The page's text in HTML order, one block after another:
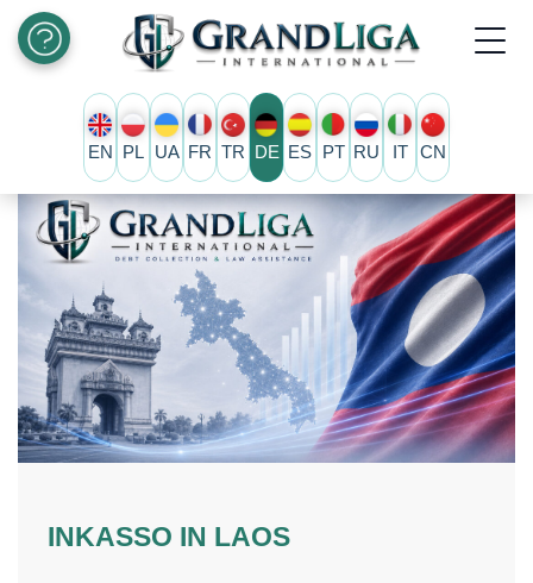
EN PL UA FR TR DE ES PT RU IT CN
INKASSO IN LAOS